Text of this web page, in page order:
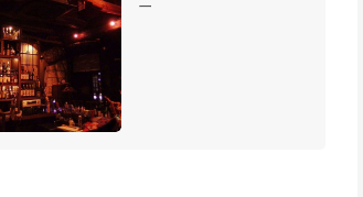
ー